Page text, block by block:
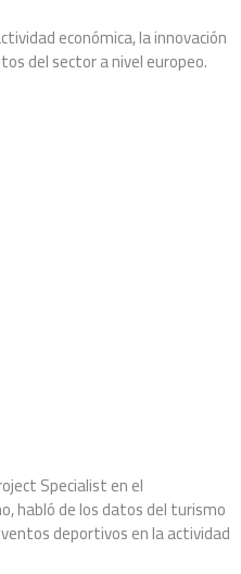
económica, la innovación
del sector a nivel europeo.
Specialist en el
habló de los datos del turismo
deportivos en la actividad